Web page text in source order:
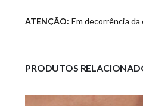
ATENÇÃO: Em decorrência
PRODUTOS